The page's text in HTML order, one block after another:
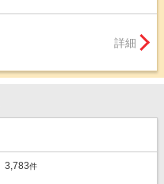
詳細
3,783件